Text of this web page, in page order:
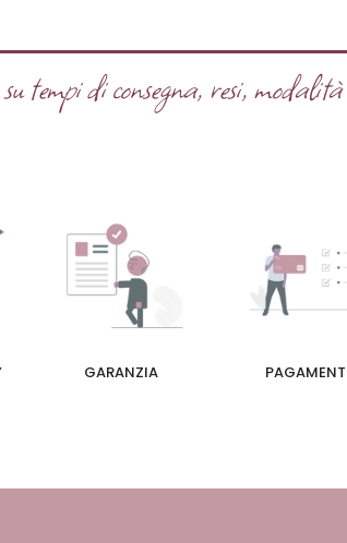
tempi di consegna, resi,
GARANZIA